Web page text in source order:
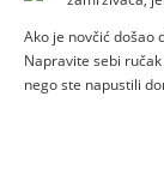
Ako je novčić došao
Napravite sebi
nego ste napustili